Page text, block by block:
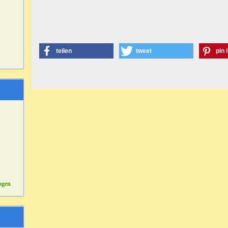
teilen tweet pin